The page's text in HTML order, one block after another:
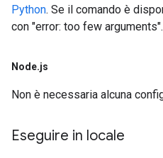
Python. Se il comando è
con "error: too few arguments".
Node.js
Non è necessaria alcuna
Eseguire in locale